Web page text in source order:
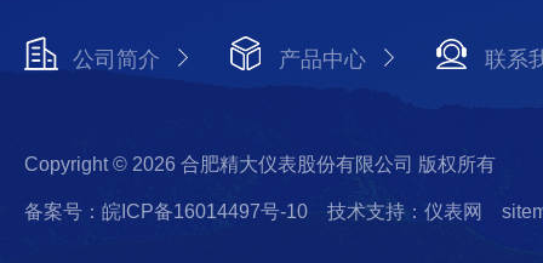
公司简介 产品中心 联系
Copyright © 2026 合肥精大仪表股份有限公司 版权所有
备案号：皖ICP备16014497号-10 技术支持：仪表网